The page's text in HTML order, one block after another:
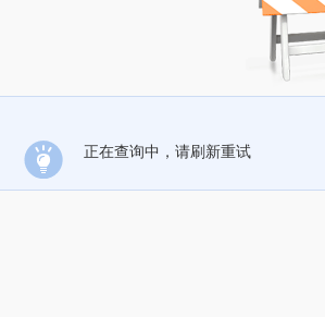
正在查询中，请刷新重试